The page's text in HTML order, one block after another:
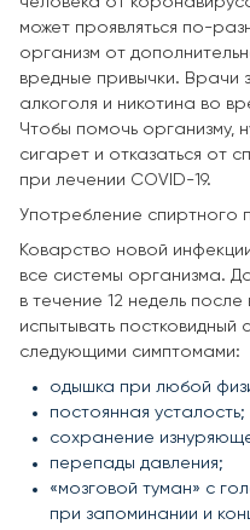
может проявляться по-
организм от
вредные привычки. Врачи
алкоголя и никотина во
Чтобы помочь организму,
сигарет и отказаться от
при лечении COVID-19.
Употребление спиртного
Коварство новой
все системы организма.
в течение 12 недель
испытывать
следующими симптомами:
одышка при любой
постоянная усталость;
сохранение
перепады давления;
«мозговой туман» с
при запоминании и